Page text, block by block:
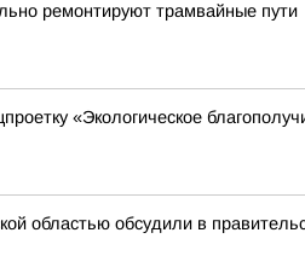
ремонтируют трамвайные пути
«Экологическое
областью обсудили в